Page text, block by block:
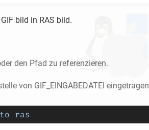
GIF bild in RAS bild.
den Pfad zu referenzieren.
von GIF_EINGABEDATEI eingetragen
to ras